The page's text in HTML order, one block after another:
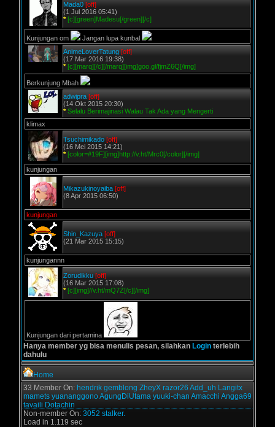
Mada0 [off]
(1 Jul 2016 05:41)
* [c][green]Madesu[/green][/c]
Kunjungan om
Jangan lupa kunbal
AnimeLoverTatung [off]
(17 Mar 2016 19:38)
* [c][marq][/c][/marq][img]goo.gl/fjmZ6Q[/img]
Berkunjung Mbah
adwipra [off]
(14 Okt 2015 20:30)
* Selalu Berimajinasi Walau Tak Ada yang Mengerti
klimax
Tsuchimikado [off]
(16 Mei 2015 14:21)
* [color=#19F][img]http://v.ht/Mrc0[/color][/img]
kunjungan
Mikazukinoyaiba [off]
(8 Apr 2015 06:50)
kunjungan
Shin_Kazuya [off]
(21 Mar 2015 15:15)
kunjungannn
Zorudikku [off]
(16 Mar 2015 17:08)
* [c][img]//v.ht/mQ7Z[/c][/img]
Kunjungan dari pertamina
Hanya member yg bisa menulis pesan, silahkan Login terlebih
dahulu
Home
33 Member On: hendrik gemblong ZheyX razor26 Add_uh Langitx
mamets yuananggonoAgungDiUtama yuuki-chan Amacchi Angga69
tavaili Dotachin
Non-member On: 3052 stalker.
Load in 1.119 sec